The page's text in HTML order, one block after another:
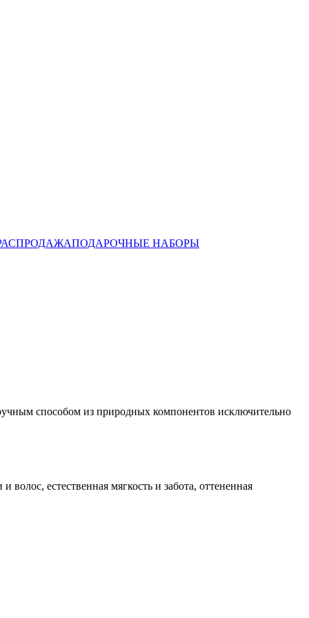
ПОДАРОЧНЫЕ НАБОРЫ
способом из природных компонентов исключительно
естественная мягкость и забота, оттененная